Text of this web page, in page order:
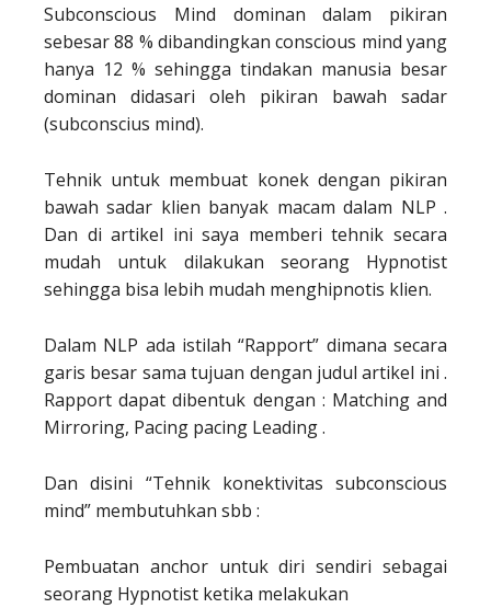
Subconscious Mind dominan dalam pikiran
sebesar 88 % dibandingkan conscious mind yang
hanya 12 % sehingga tindakan manusia besar
dominan didasari oleh pikiran bawah sadar
(subconscius mind).
Tehnik untuk membuat konek dengan pikiran
bawah sadar klien banyak macam dalam NLP .
Dan di artikel ini saya memberi tehnik secara
mudah untuk dilakukan seorang Hypnotist
sehingga bisa lebih mudah menghipnotis klien.
Dalam NLP ada istilah “Rapport” dimana secara
garis besar sama tujuan dengan judul artikel ini .
Rapport dapat dibentuk dengan : Matching and
Mirroring, Pacing pacing Leading .
Dan disini “Tehnik konektivitas subconscious
mind” membutuhkan sbb :
Pembuatan anchor untuk diri sendiri sebagai
seorang Hypnotist ketika melakukan